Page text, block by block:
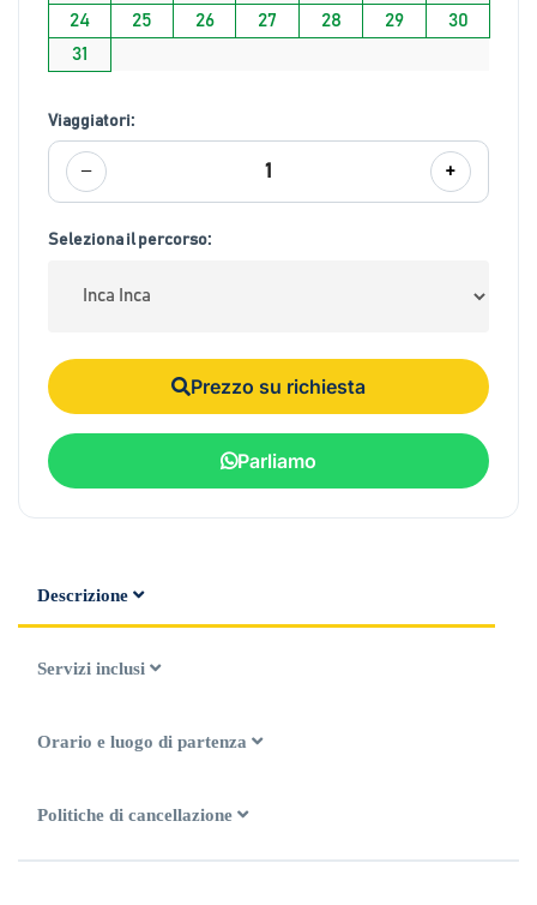
24
25 26 27 28 29
30
31
Viaggiatori:
− 1 +
Seleziona il percorso:
Prezzo su richiesta
Parliamo
Descrizione
Servizi inclusi
Orario e luogo di partenza
Politiche di cancellazione